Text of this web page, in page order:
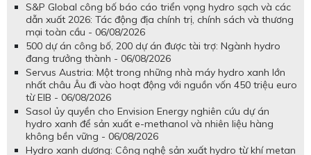
S&P Global công bố báo cáo triển vọng hydro sạch và các
dẫn xuất 2026: Tác động địa chính trị, chính sách và thương
mại toàn cầu - 06/08/2026
500 dự án công bố, 200 dự án được tài trợ: Ngành hydro
đang trưởng thành - 06/08/2026
Servus Austria: Một trong những nhà máy hydro xanh lớn
nhất châu Âu đi vào hoạt động với nguồn vốn 450 triệu euro
từ EIB - 06/08/2026
Sasol ủy quyền cho Envision Energy nghiên cứu dự án
hydro xanh để sản xuất e-methanol và nhiên liệu hàng
không bền vững - 06/08/2026
Hydro xanh dương: Công nghệ sản xuất hydro từ khí metan